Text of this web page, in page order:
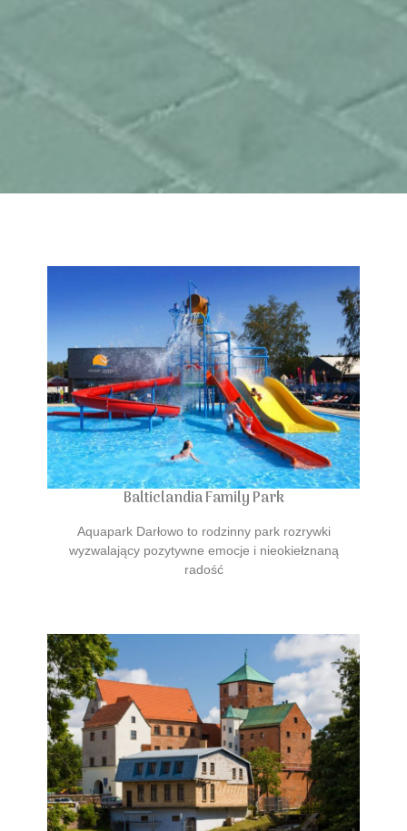
Balticlandia Family Park
Aquapark Darłowo to rodzinny park rozrywki
wyzwalający pozytywne emocje i nieokiełznaną
radość